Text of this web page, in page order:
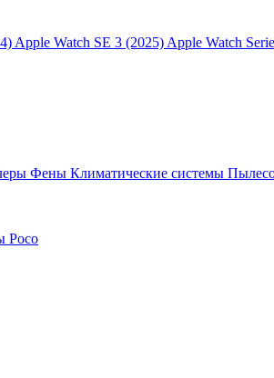
Apple Watch SE 3 (2025) Apple Watch
Фены Климатические системы
Poco